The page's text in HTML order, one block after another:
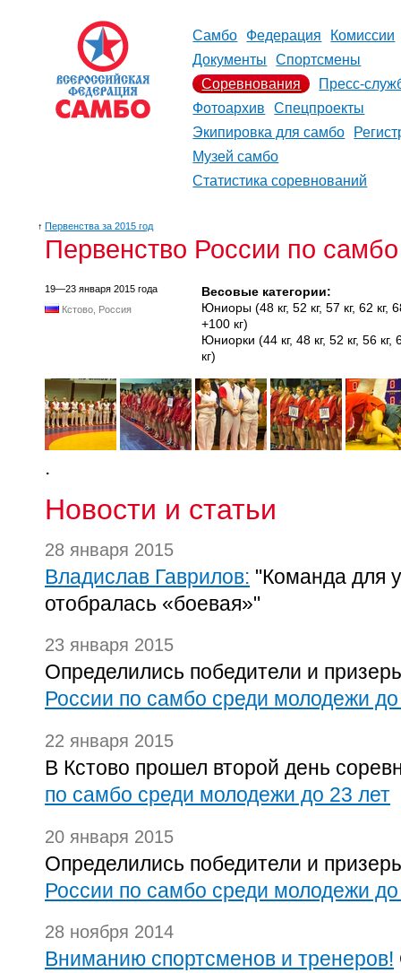
Самбо Федерация
Комиссии
Документы
Спортсмены
Соревнования
Пресс-
Фотоархив
Спецпроекты
Экипировка для самбо
Музей самбо
Статистика соревнований
↑ Первенства за 2015 год
Первенство России по
19—23 января 2015 года
Кстово, Россия
Весовые категории:
Юниоры (48 кг, 52 кг, 57 кг, 62 кг,
+100 кг)
Юниорки (44 кг, 48 кг, 52 кг, 56 кг,
кг)
.
Новости и статьи
28 января 2015
Владислав Гаврилов: "Команда для
отобралась «боевая»"
23 января 2015
Определились победители и
России по самбо среди молодежи
22 января 2015
В Кстово прошел второй день
по самбо среди молодежи до 23 лет
20 января 2015
Определились победители и
России по самбо среди молодежи
28 ноября 2014
Вниманию спортсменов и тренеров!